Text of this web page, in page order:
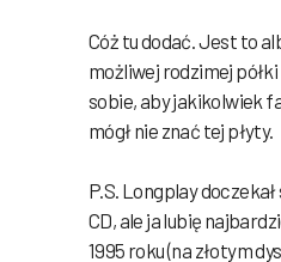
Cóż tu dodać. Jest to
możliwej rodzimej
sobie, aby jakikolwiek
mógł nie znać tej płyty.
P.S. Longplay
CD, ale ja lubię
1995 roku (na złotym